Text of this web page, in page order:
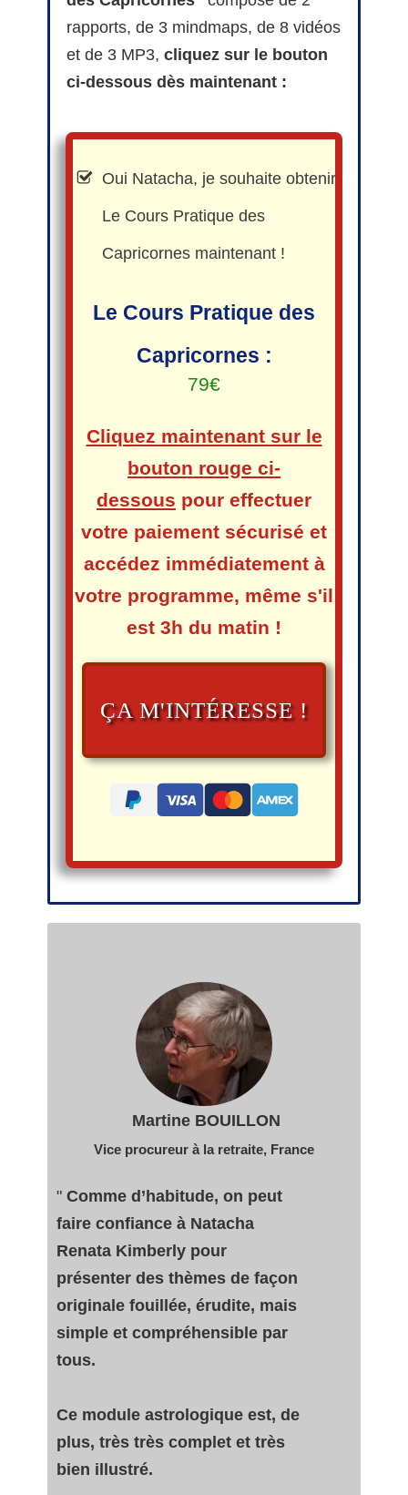
rapports, de 3 mindmaps, de 8 vidéos
et de 3 MP3, cliquez sur le bouton
ci-dessous dès maintenant :
Oui Natacha, je souhaite obtenir
Le Cours Pratique des
Capricornes maintenant !
Le Cours Pratique des
Capricornes :
79€
Cliquez maintenant sur le
bouton rouge ci-
dessous pour effectuer
votre paiement sécurisé et
accédez immédiatement à
votre programme, même s'il
est 3h du matin !
ÇA M'INTÉRESSE !
Martine BOUILLON
Vice procureur à la retraite, France
" Comme d’habitude, on peut
faire confiance à Natacha
Renata Kimberly pour
présenter des thèmes de façon
originale fouillée, érudite, mais
simple et compréhensible par
tous.
Ce module astrologique est, de
plus, très très complet et très
bien illustré.